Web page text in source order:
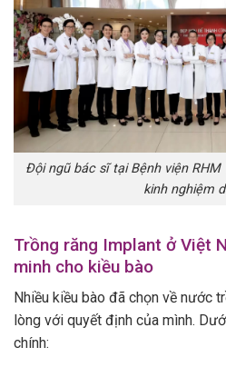
Đội ngũ bác sĩ tại Bệnh viện
kinh nghiệm
Trồng răng Implant ở Việt
minh cho kiều bào
Nhiều kiều bào đã chọn về nước
lòng với quyết định của mình.
chính: